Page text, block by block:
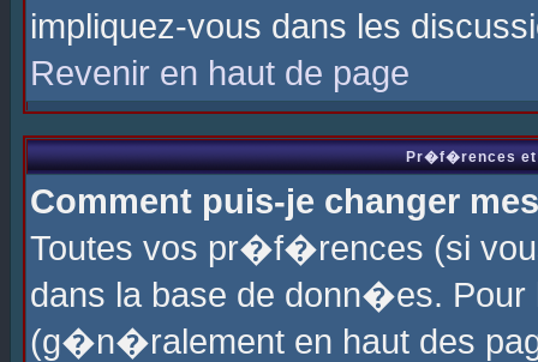
impliquez-vous dans les
Revenir en haut de page
Pr�f�rences et
Comment puis-je changer
Toutes vos pr�f�rences (si
dans la base de donn�es.
(g�n�ralement en haut des